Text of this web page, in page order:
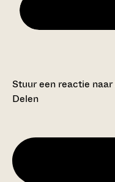
Stuur een reactie
Delen